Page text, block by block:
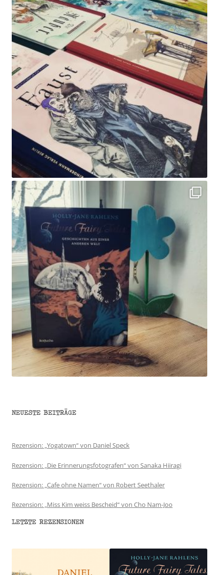
NEUESTE BEITRÄGE
Rezension: „Yogatown“ von Daniel Speck
Rezension: „Die Erinnerungsfotografen“ von Sanaka Hiiragi
Rezension: „Cafe ohne Namen“ von Robert Seethaler
Rezension: „Miss Kim weiss Bescheid“ von Cho Nam-Joo
LETZTE REZENSIONEN